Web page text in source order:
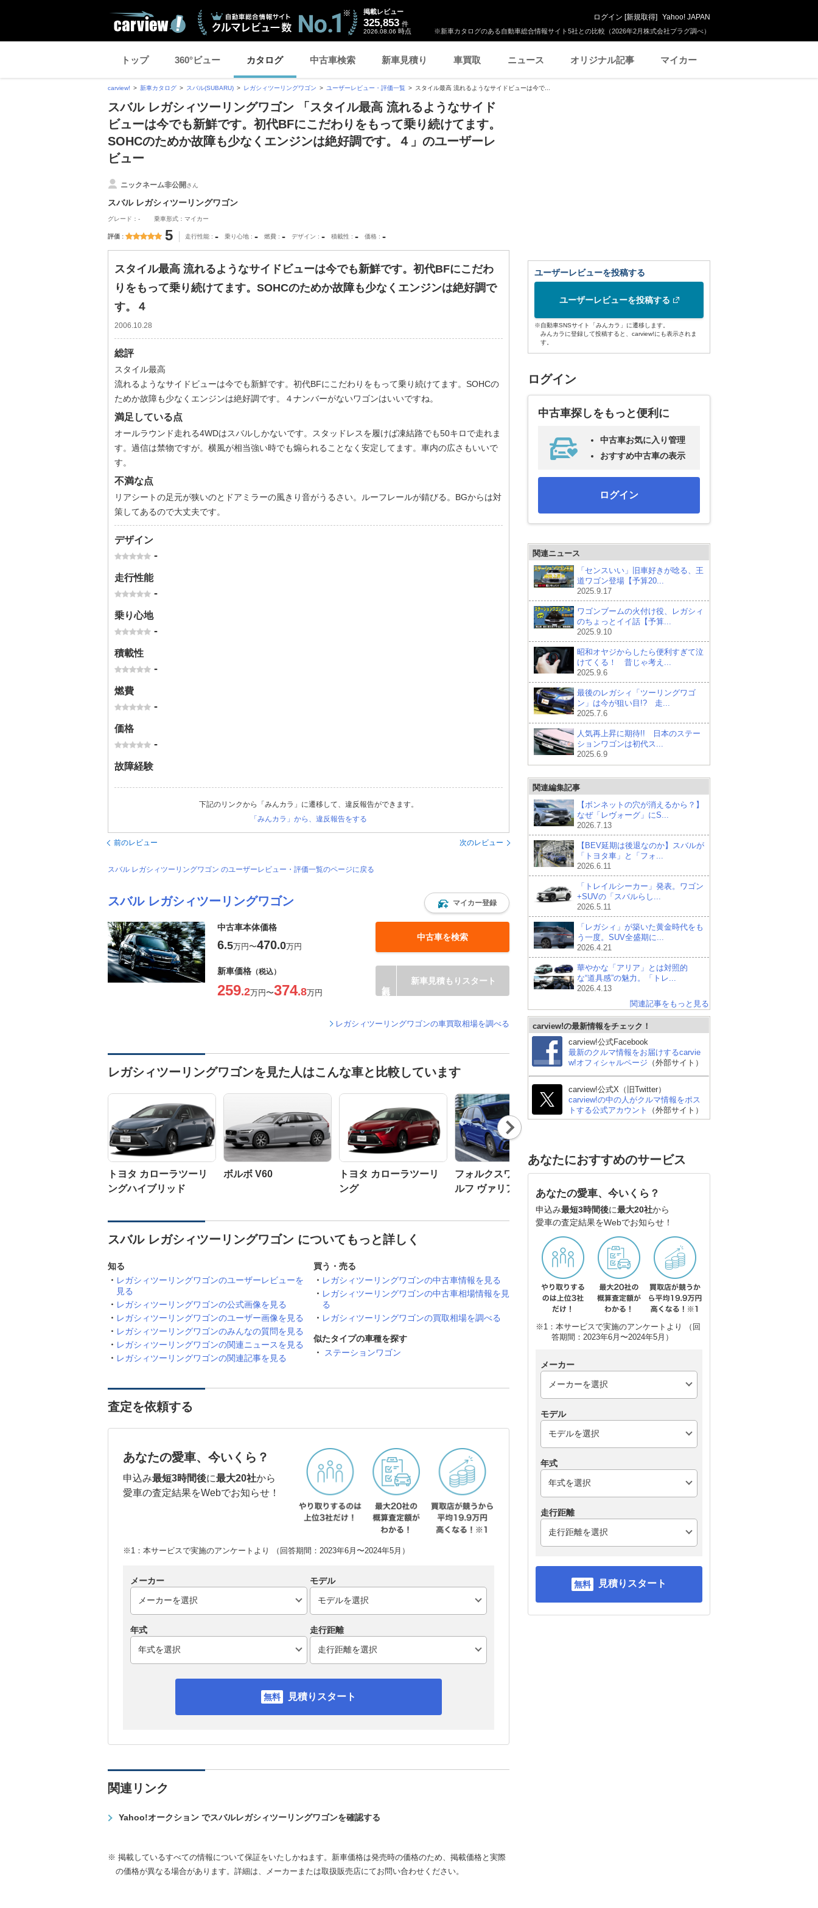
※新車カタログのある自動車総合情報サイト5社との比較（2026年2月株式会社プラグ調べ）
掲載レビュー
325,853 件
2026.08.06 時点
ログイン [新規取得] Yahoo! JAPAN
トップ 360°ビュー カタログ 中古車検索 新車見積り 車買取 ニュース オリジナル記事 マイカー
carview! 新車カタログ スバル(SUBARU) レガシィツーリングワゴン ユーザーレビュー・評価一覧 スタイル最高 流れるようなサイドビューは今で...
スバル レガシィツーリングワゴン 「スタイル最高 流れるようなサイド
ビューは今でも新鮮です。初代BFにこだわりをもって乗り続けてます。
SOHCのためか故障も少なくエンジンは絶好調です。４」のユーザーレ
ビュー
ニックネーム非公開さん
スバル レガシィツーリングワゴン
グレード：- 乗車形式：マイカー
評価 5 走行性能 - 乗り心地 - 燃費 - デザイン - 積載性 - 価格 -
スタイル最高 流れるようなサイドビューは今でも新鮮です。初代BFにこだわ
りをもって乗り続けてます。SOHCのためか故障も少なくエンジンは絶好調で
す。４
2006.10.28
総評
スタイル最高
流れるようなサイドビューは今でも新鮮です。初代BFにこだわりをもって乗り続けてます。SOHCの
ためか故障も少なくエンジンは絶好調です。４ナンバーがないワゴンはいいですね。
満足している点
オールラウンド走れる4WDはスバルしかないです。スタッドレスを履けば凍結路でも50キロで走れま
す。過信は禁物ですが。横風が相当強い時でも煽られることなく安定してます。車内の広さもいいで
す。
不満な点
リアシートの足元が狭いのとドアミラーの風きり音がうるさい。ルーフレールが錆びる。BGからは対
策してあるので大丈夫です。
デザイン
-
走行性能
-
乗り心地
-
積載性
-
燃費
-
価格
-
故障経験
下記のリンクから「みんカラ」に遷移して、違反報告ができます。
「みんカラ」から、違反報告をする
前のレビュー 次のレビュー
スバル レガシィツーリングワゴン のユーザーレビュー・評価一覧のページに戻る
スバル レガシィツーリングワゴン マイカー登録
中古車本体価格
6.5万円〜470.0万円
中古車を検索
新車価格 （税込）
259.2万円〜374.8万円
新車見積もりスタート
レガシィツーリングワゴンの車買取相場を調べる
レガシィツーリングワゴンを見た人はこんな車と比較しています
トヨタ カローラツーリ
ングハイブリッド
ボルボ V60
トヨタ カローラツーリ
ング
フォルクスワーゲン ゴ
ルフ ヴァリアント
BMW 3シリーズ ツーリ
ング
メルセデス・ベンツ Eク
Nex
t
スバル レガシィツーリングワゴン についてもっと詳しく
知る
レガシィツーリングワゴンのユーザーレビューを
見る
レガシィツーリングワゴンの公式画像を見る
レガシィツーリングワゴンのユーザー画像を見る
レガシィツーリングワゴンのみんなの質問を見る
レガシィツーリングワゴンの関連ニュースを見る
レガシィツーリングワゴンの関連記事を見る
買う・売る
レガシィツーリングワゴンの中古車情報を見る
レガシィツーリングワゴンの中古車相場情報を見
る
レガシィツーリングワゴンの買取相場を調べる
似たタイプの車種を探す
ステーションワゴン
査定を依頼する
あなたの愛車、今いくら？
申込み最短3時間後に最大20社から
愛車の査定結果をWebでお知らせ！
※1：本サービスで実施のアンケートより （回答期間：2023年6月〜2024年5月）
メーカー モデル
年式 走行距離
見積りスタート
関連リンク
Yahoo!オークション でスバルレガシィツーリングワゴンを確認する
※ 掲載しているすべての情報について保証をいたしかねます。新車価格は発売時の価格のため、掲載価格と実際
の価格が異なる場合があります。詳細は、メーカーまたは取扱販売店にてお問い合わせください。
ユーザーレビューを投稿する
ユーザーレビューを投稿する
※自動車SNSサイト「みんカラ」に遷移します。
みんカラに登録して投稿すると、carview!にも表示されま
す。
ログイン
中古車探しをもっと便利に
中古車お気に入り管理
おすすめ中古車の表示
ログイン
関連ニュース
「センスいい」旧車好きが唸る、王
道ワゴン登場【予算20...
2025.9.17
ワゴンブームの火付け役、レガシィ
のちょっとイイ話【予算...
2025.9.10
昭和オヤジからしたら便利すぎて泣
けてくる！ 昔じゃ考え...
2025.9.6
最後のレガシィ「ツーリングワゴ
ン」は今が狙い目!? 走...
2025.7.6
人気再上昇に期待!! 日本のステー
ションワゴンは初代ス...
2025.6.9
関連編集記事
【ボンネットの穴が消えるから？】
なぜ「レヴォーグ」にS...
2026.7.13
【BEV延期は後退なのか】スバルが
「トヨタ車」と「フォ...
2026.6.11
「トレイルシーカー」発表。ワゴン
+SUVの「スバルらし...
2026.5.11
「レガシィ」が築いた黄金時代をも
う一度。SUV全盛期に...
2026.4.21
華やかな「アリア」とは対照的
な“道具感”の魅力。「トレ...
2026.4.13
関連記事をもっと見る
carview!の最新情報をチェック！
carview!公式Facebook
最新のクルマ情報をお届けするcarvie
w!オフィシャルページ （外部サイト）
carview!公式X（旧Twitter）
carview!の中の人がクルマ情報をポス
トする公式アカウント
（外部サイト）
あなたにおすすめのサービス
あなたの愛車、今いくら？
申込み最短3時間後に最大20社から
愛車の査定結果をWebでお知らせ！
※1：本サービスで実施のアンケートより （回
答期間：2023年6月〜2024年5月）
メーカー
モデル
年式
走行距離
見積りスタート